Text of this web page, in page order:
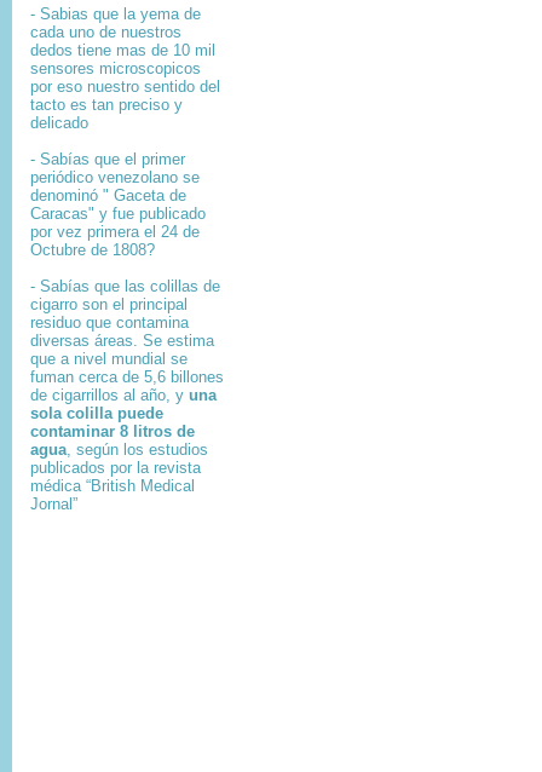
- Sabias que la yema de
cada uno de nuestros
dedos tiene mas de 10 mil
sensores microscopicos
por eso nuestro sentido del
tacto es tan preciso y
delicado
- Sabías que el primer
periódico venezolano se
denominó " Gaceta de
Caracas" y fue publicado
por vez primera el 24 de
Octubre de 1808?
- Sabías que l as colillas de
cigarro son el principal
residuo que contamina
diversas áreas. Se estima
que a nivel mundial se
fuman cerca de 5,6 billones
de cigarrillos al año, y una
sola colilla puede
contaminar 8 litros de
agua, según los estudios
publicados por la revista
médica “British Medical
Jornal”